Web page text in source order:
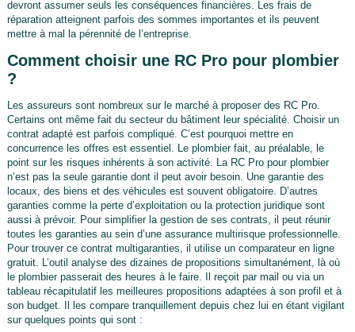
devront assumer seuls les conséquences financières. Les frais de
réparation atteignent parfois des sommes importantes et ils peuvent
mettre à mal la pérennité de l’entreprise.
Comment choisir une RC Pro pour plombier
?
Les assureurs sont nombreux sur le marché à proposer des RC Pro.
Certains ont même fait du secteur du bâtiment leur spécialité. Choisir un
contrat adapté est parfois compliqué. C’est pourquoi mettre en
concurrence les offres est essentiel. Le plombier fait, au préalable, le
point sur les risques inhérents à son activité. La RC Pro pour plombier
n’est pas la seule garantie dont il peut avoir besoin. Une garantie des
locaux, des biens et des véhicules est souvent obligatoire. D’autres
garanties comme la perte d’exploitation ou la protection juridique sont
aussi à prévoir. Pour simplifier la gestion de ses contrats, il peut réunir
toutes les garanties au sein d’une assurance multirisque professionnelle.
Pour trouver ce contrat multigaranties, il utilise un comparateur en ligne
gratuit. L’outil analyse des dizaines de propositions simultanément, là où
le plombier passerait des heures à le faire. Il reçoit par mail ou via un
tableau récapitulatif les meilleures propositions adaptées à son profil et à
son budget. Il les compare tranquillement depuis chez lui en étant vigilant
sur quelques points qui sont :